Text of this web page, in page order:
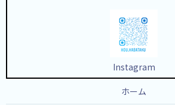
Instagram
ホーム